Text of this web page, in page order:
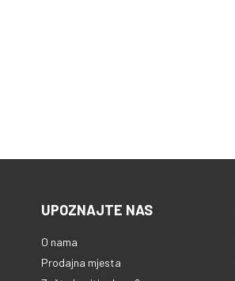
UPOZNAJTE NAS
O nama
Prodajna mjesta